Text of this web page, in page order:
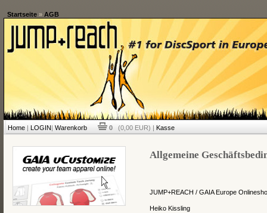
Startseite» AGB
Home| LOGIN| Warenkorb 0 (0,00 EUR) | Kasse
Allgemeine
JUMP+REACH / GAIA Europe
Heiko Kissling